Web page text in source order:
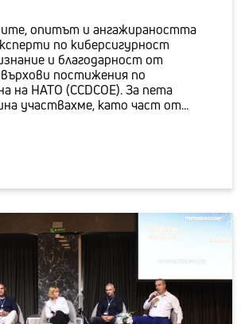
опитът и ангажираността
по киберсигурност
и благодарност от
постижения по
на НАТО (CCDCOE). За пета
участвахме, като част от...